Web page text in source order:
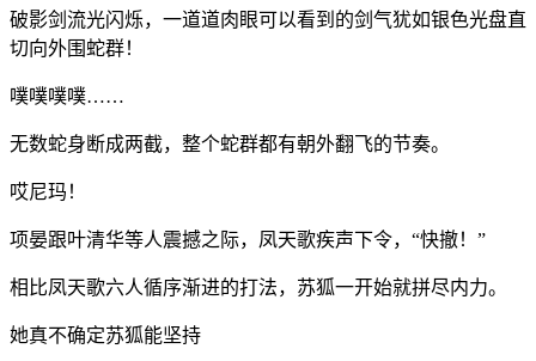
破影剑流光闪烁，一道道肉眼可以看到的剑气犹如银色光盘直
切向外围蛇群！
噗噗噗噗……
无数蛇身断成两截，整个蛇群都有朝外翻飞的节奏。
哎尼玛！
项晏跟叶清华等人震撼之际，凤天歌疾声下令，“快撤！”
相比凤天歌六人循序渐进的打法，苏狐一开始就拼尽内力。
她真不确定苏狐能坚持